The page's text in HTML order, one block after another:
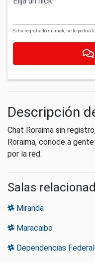
Si ha registrado su nick, se le pedirá
Descripción
Chat Roraima sin
Roraima, conoce a
por la red.
Salas
Miranda
Maracaibo
Dependencias